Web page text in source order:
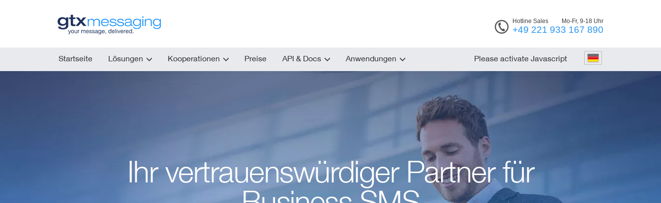
Startseite
Lösungen Kooperationen Preise API & Docs Anwendungen Please activate Javascript
Mo-Fr, 9-18 Uhr
Hotline Sales
+49 221 933 167 890
Ihr vertrauenswürdiger Partner für